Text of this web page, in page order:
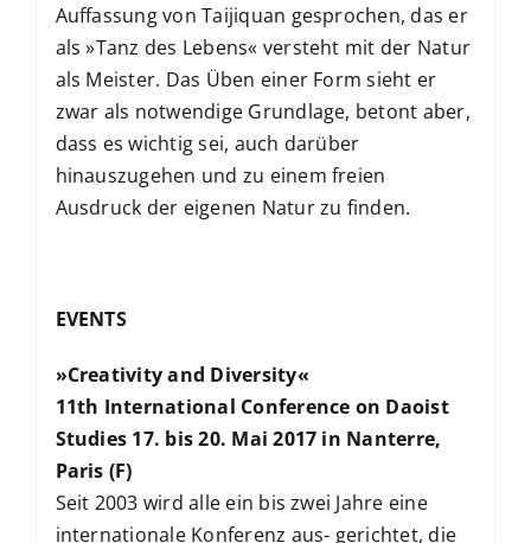
Auffassung von Taijiquan gesprochen, das er
als »Tanz des Lebens« versteht mit der Natur
als Meister. Das Üben einer Form sieht er
zwar als notwendige Grundlage, betont aber,
dass es wichtig sei, auch darüber
hinauszugehen und zu einem freien
Ausdruck der eigenen Natur zu finden.
EVENTS
»Creativity and Diversity«
11th International Conference on Daoist
Studies 17. bis 20. Mai 2017 in Nanterre,
Paris (F)
Seit 2003 wird alle ein bis zwei Jahre eine
internationale Konferenz aus- gerichtet, die